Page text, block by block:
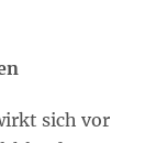
sich vor